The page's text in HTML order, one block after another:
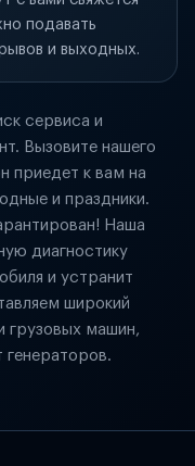
подавать
и выходных.
сервиса и
Вызовите нашего
приедет к вам на
и праздники.
Наша
диагностику
и устранит
широкий
грузовых машин,
генераторов.